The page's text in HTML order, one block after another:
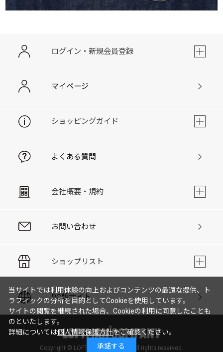
ログイン・新規会員登録
マイページ
ショッピングガイド
よくある質問
会社概要・規約
お問い合わせ
ショップリスト
PC版サイト
Copyright © LOFTMAN COMPANY. All rights reserved.
当サイトでは利用体験の向上およびコンテンツの最適な提供、ト
ラフィックの分析を目的としてCookieを使用しています。
サイトの閲覧を継続された場合、Cookieの利用に同意したことも
のといたします。
詳細については個人情報保護方針をご確認ください。
承諾する